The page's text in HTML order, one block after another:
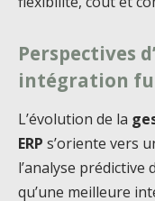
Perspectives
intégration
L’évolution de la
ERP s’oriente vers
l’analyse prédictive
qu’une meilleure